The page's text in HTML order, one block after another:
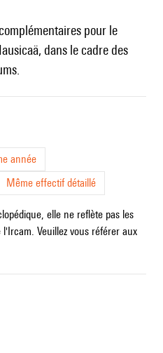
pour le
dans le cadre des
année
Même effectif détaillé
elle ne reflète pas les
Veuillez vous référer aux